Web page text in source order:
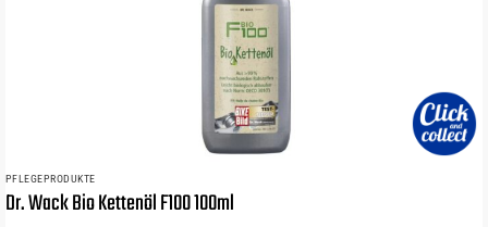
PFLEGEPRODUKTE
Dr. Wack Bio Kettenöl F100 100ml